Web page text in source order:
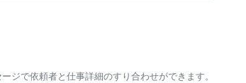
ジで依頼者と仕事詳細のすり合わせができます。